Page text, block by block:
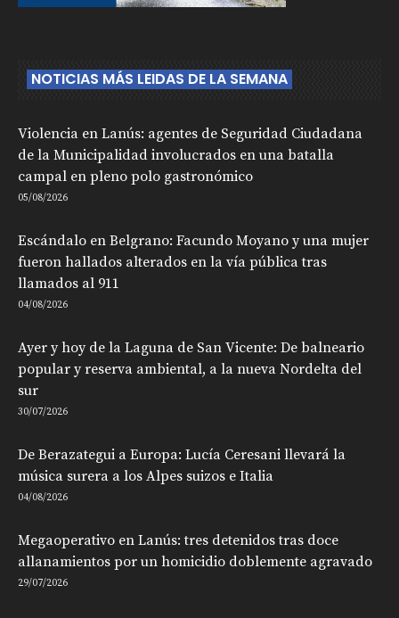
NOTICIAS MÁS LEIDAS DE LA SEMANA
Violencia en Lanús: agentes de Seguridad Ciudadana
de la Municipalidad involucrados en una batalla
campal en pleno polo gastronómico
05/08/2026
Escándalo en Belgrano: Facundo Moyano y una mujer
fueron hallados alterados en la vía pública tras
llamados al 911
04/08/2026
Ayer y hoy de la Laguna de San Vicente: De balneario
popular y reserva ambiental, a la nueva Nordelta del
sur
30/07/2026
De Berazategui a Europa: Lucía Ceresani llevará la
música surera a los Alpes suizos e Italia
04/08/2026
Megaoperativo en Lanús: tres detenidos tras doce
allanamientos por un homicidio doblemente agravado
29/07/2026